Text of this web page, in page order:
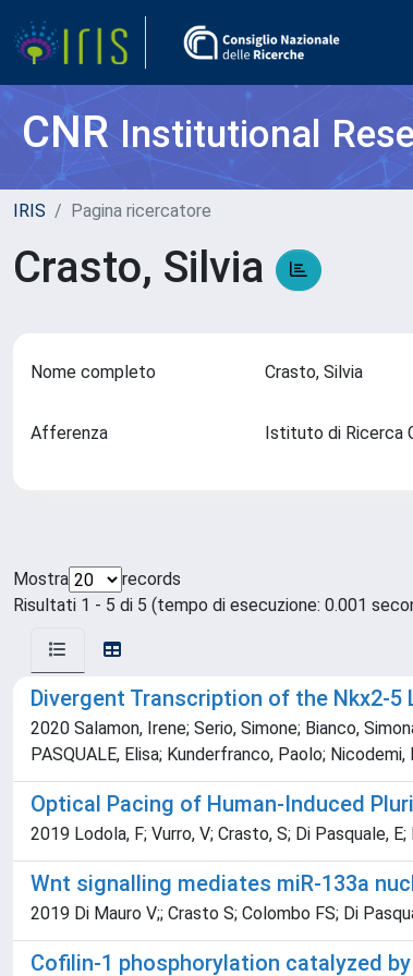
CNRInstitutional
IRIS Pagina ricercatore
Crasto, Silvia
Nome completo Crasto, Silvia
Afferenza Istituto di Ricerca
Mostra
records
Risultati 1 - 5 di 5 (tempo di esecuzione: 0.001
Divergent Transcription of the Nkx2-5
2020 Salamon, Irene; Serio, Simone; Bianco,
PASQUALE, Elisa; Kunderfranco, Paolo;
Optical Pacing of Human-Induced
2019 Lodola, F; Vurro, V; Crasto, S; Di Pasquale, E;
Wnt signalling mediates miR-133a
2019 Di Mauro V;; Crasto S; Colombo FS; Di
Cofilin-1 phosphorylation catalyzed